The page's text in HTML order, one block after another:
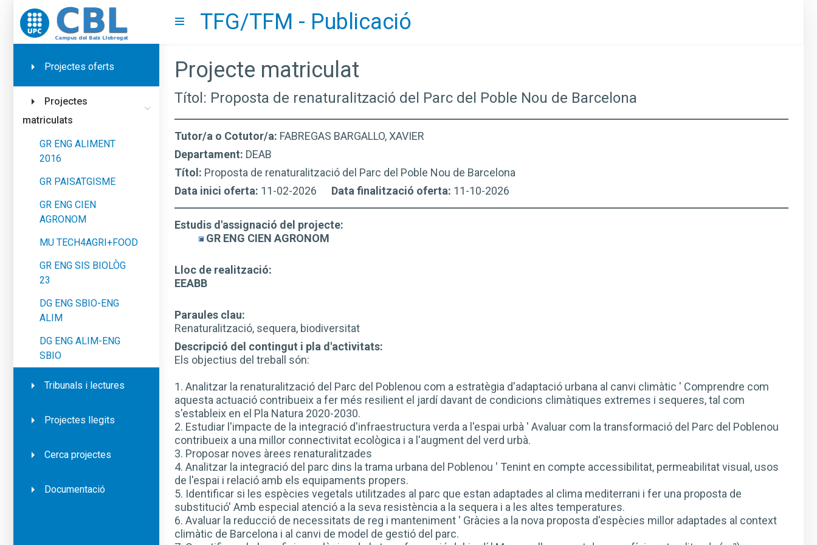
Go to upc.edu Show menuTFG/TFM - Publicació
Projectes oferts
Projectes
matriculats
GR ENG ALIMENT
2016
GR PAISATGISME
GR ENG CIEN
AGRONOM
MU TECH4AGRI+FOOD
GR ENG SIS BIOLÒG
23
DG ENG SBIO-ENG
ALIM
DG ENG ALIM-ENG
SBIO
Tribunals i lectures
Projectes llegits
Cerca projectes
Documentació
Projecte matriculat
Títol: Proposta de renaturalització del Parc del Poble Nou de Barcelona
Tutor/a o Cotutor/a: FABREGAS BARGALLO, XAVIER
Departament: DEAB
Títol: Proposta de renaturalització del Parc del Poble Nou de Barcelona
Data inici oferta: 11-02-2026 Data finalització oferta: 11-10-2026
Estudis d'assignació del projecte:
GR ENG CIEN AGRONOM
Lloc de realització:
EEABB
Paraules clau:
Renaturalització, sequera, biodiversitat
Descripció del contingut i pla d'activitats:
Els objectius del treball són:
1. Analitzar la renaturalització del Parc del Poblenou com a estratègia d'adaptació urbana al canvi climàtic ' Comprendre com
aquesta actuació contribueix a fer més resilient el jardí davant de condicions climàtiques extremes i sequeres, tal com
s'estableix en el Pla Natura 2020-2030.
2. Estudiar l'impacte de la integració d'infraestructura verda a l'espai urbà ' Avaluar com la transformació del Parc del Poblenou
contribueix a una millor connectivitat ecològica i a l'augment del verd urbà.
3. Proposar noves àrees renaturalitzades
4. Analitzar la integració del parc dins la trama urbana del Poblenou ' Tenint en compte accessibilitat, permeabilitat visual, usos
de l'espai i relació amb els equipaments propers.
5. Identificar si les espècies vegetals utilitzades al parc que estan adaptades al clima mediterrani i fer una proposta de
substitució' Amb especial atenció a la seva resistència a la sequera i a les altes temperatures.
6. Avaluar la reducció de necessitats de reg i manteniment ' Gràcies a la nova proposta d'espècies millor adaptades al context
climàtic de Barcelona i al canvi de model de gestió del parc.